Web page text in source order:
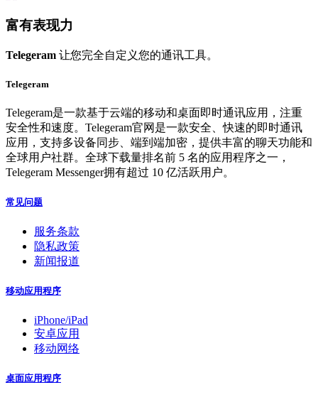
富有表现力
Telegeram 让您完全自定义您的通讯工具。
Telegeram
Telegeram是一款基于云端的移动和桌面即时通讯应用，注重
安全性和速度。Telegeram官网是一款安全、快速的即时通讯
应用，支持多设备同步、端到端加密，提供丰富的聊天功能和
全球用户社群。全球下载量排名前 5 名的应用程序之一，
Telegeram Messenger拥有超过 10 亿活跃用户。
常见问题
服务条款
隐私政策
新闻报道
移动应用程序
iPhone/iPad
安卓应用
移动网络
桌面应用程序